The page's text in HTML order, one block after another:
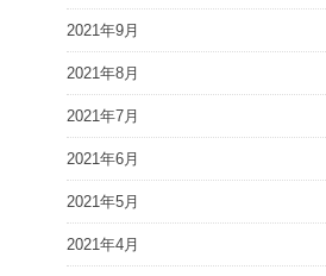
2021年9月
2021年8月
2021年7月
2021年6月
2021年5月
2021年4月